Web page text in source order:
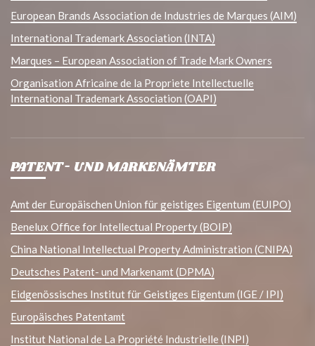
European Brands Association de Industries de Marques (AIM)
International Trademark Association (INTA)
Marques – European Association of Trade Mark Owners
Organisation Africaine de la Propriete Intellectuelle
International Trademark Association (OAPI)
PATENT- UND MARKENÄMTER
Amt der Europäischen Union für geistiges Eigentum (EUIPO)
Benelux Office for Intellectual Property (BOIP)
China National Intellectual Property Administration (CNIPA)
Deutsches Patent- und Markenamt (DPMA)
Eidgenössisches Institut für Geistiges Eigentum (IGE / IPI)
Europäisches Patentamt
Institut National de La Propriété Industrielle (INPI)